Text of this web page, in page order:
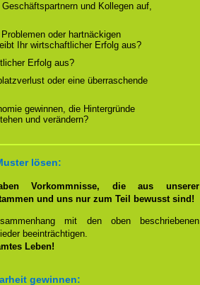
und Kollegen auf,
oder hartnäckigen
Ihr wirtschaftlicher Erfolg aus?
Erfolg aus?
oder eine überraschende
gewinnen, die Hintergründe
und verändern?
lösen:
Vorkommnisse, die aus unserer
und uns nur zum Teil bewusst sind!
mit den oben beschriebenen
beeinträchtigen.
Leben!
gewinnen: